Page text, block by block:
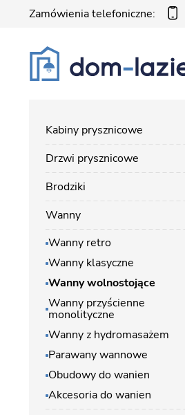
Zamówienia telefoniczne:
Kabiny prysznicowe
Drzwi prysznicowe
Brodziki
Wanny
Wanny retro
Wanny klasyczne
Wanny wolnostojące
Wanny przyścienne
monolityczne
Wanny z hydromasażem
Parawany wannowe
Obudowy do wanien
Akcesoria do wanien